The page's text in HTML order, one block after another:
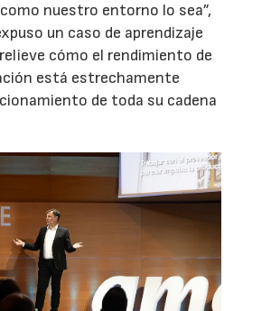
nuestro entorno lo sea”,
un caso de aprendizaje
cómo el rendimiento de
está estrechamente
de toda su cadena